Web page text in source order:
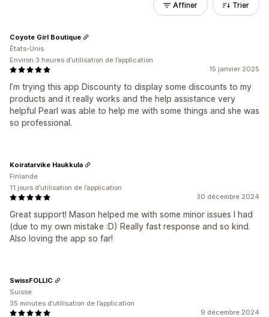
Affiner Trier
15 janvier 2025
I’m trying this app Discounty to display some discounts to my
products and it really works and the help assistance very
helpful Pearl was able to help me with some things and she was
so professional.
Coyote Girl Boutique
États-Unis
Environ 3 heures d’utilisation de l’application
30 décembre 2024
Great support! Mason helped me with some minor issues I had
(due to my own mistake :D) Really fast response and so kind.
Also loving the app so far!
Koiratarvike Haukkula
Finlande
11 jours d’utilisation de l’application
9 décembre 2024
SwissFOLLIC
Suisse
35 minutes d’utilisation de l’application